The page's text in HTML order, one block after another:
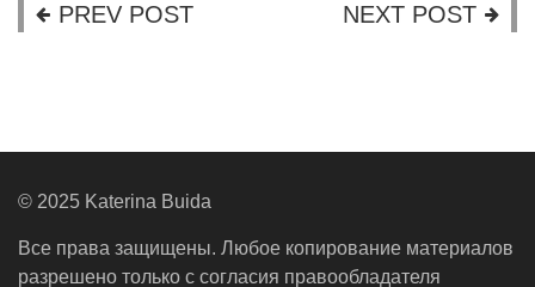
PREV POST NEXT POST
© 2025 Katerina Buida
Все права защищены. Любое копирование материалов
разрешено только с согласия правообладателя